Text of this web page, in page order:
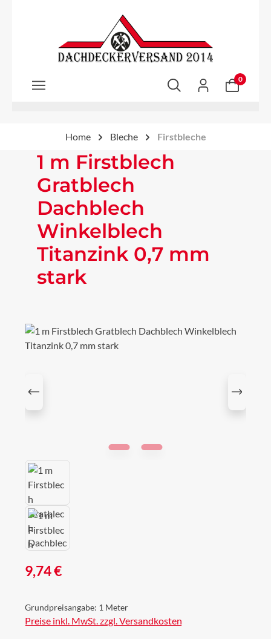
Zum Hauptinhalt springen
0
Home Bleche Firstbleche
1 m Firstblech
Gratblech
Dachblech
Winkelblech
Titanzink 0,7 mm
stark
Bildergalerie überspringen
Regulärer Preis:
9,74 €
Grundpreisangabe: 1 Meter
Preise inkl. MwSt. zzgl. Versandkosten